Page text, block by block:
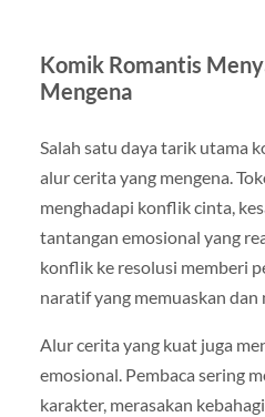
Komik Romantis
Mengena
Salah satu daya tarik utama
alur cerita yang mengena.
menghadapi konflik cinta,
tantangan emosional yang
konflik ke resolusi memberi
naratif yang memuaskan
Alur cerita yang kuat juga
emosional. Pembaca sering
karakter, merasakan